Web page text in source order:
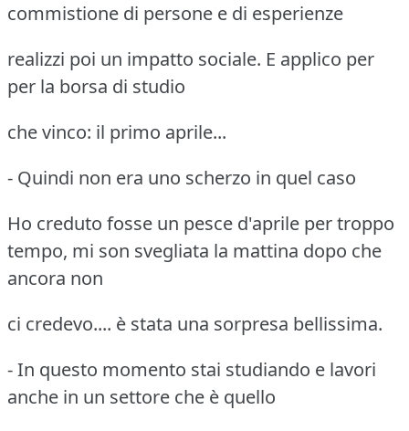
commistione di persone e di esperienze
realizzi poi un impatto sociale. E applico per
per la borsa di studio
che vinco: il primo aprile...
- Quindi non era uno scherzo in quel caso
Ho creduto fosse un pesce d'aprile per troppo
tempo, mi son svegliata la mattina dopo che
ancora non
ci credevo.... è stata una sorpresa bellissima.
- In questo momento stai studiando e lavori
anche in un settore che è quello